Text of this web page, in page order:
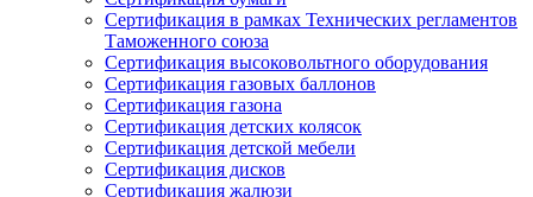
Сертификация в рамках Технических регламентов
Таможенного союза
Сертификация высоковольтного оборудования
Сертификация газовых баллонов
Сертификация газона
Сертификация детских колясок
Сертификация детской мебели
Сертификация дисков
Сертификация жалюзи